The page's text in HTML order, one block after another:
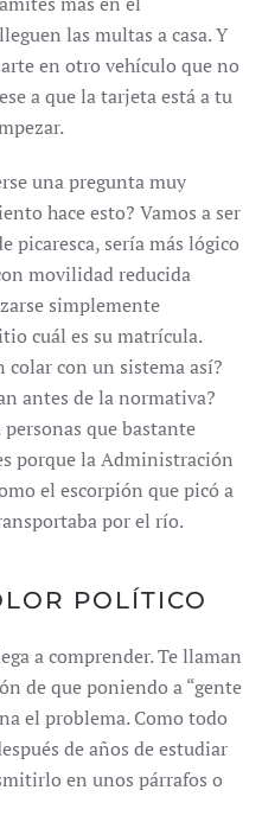
las multas a casa. Y
en otro vehículo que no
a que la tarjeta está a tu
una pregunta muy
hace esto? Vamos a ser
picaresca, sería más lógico
movilidad reducida
simplemente
cuál es su matrícula.
colar con un sistema así?
antes de la normativa?
que bastante
porque la Administración
el escorpión que picó a
por el río.
POLÍTICO
a comprender. Te llaman
de que poniendo a “gente
el problema. Como todo
de años de estudiar
en unos párrafos o